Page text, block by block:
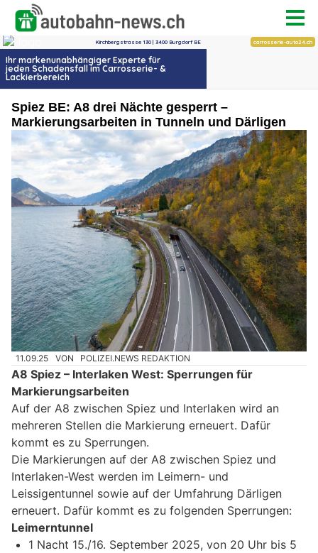
Spiez BE: A8 drei Nächte gesperrt –
Markierungsarbeiten in Tunneln und Därligen
11.09.25 VON POLIZEI.NEWS REDAKTION
A8 Spiez – Interlaken West: Sperrungen für
Markierungsarbeiten
Auf der A8 zwischen Spiez und Interlaken wird an
mehreren Stellen die Markierung erneuert. Dafür
kommt es zu Sperrungen.
Die Markierungen auf der A8 zwischen Spiez und
Interlaken-West werden im Leimern- und
Leissigentunnel sowie auf der Umfahrung Därligen
erneuert. Dafür kommt es zu folgenden Sperrungen:
Leimerntunnel
1 Nacht 15./16. September 2025, von 20 Uhr bis 5